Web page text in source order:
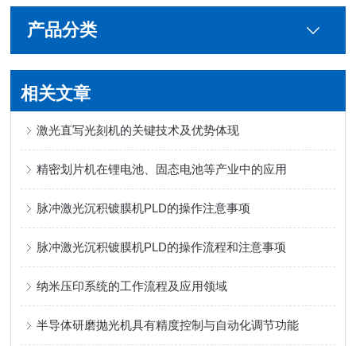
产品分类
相关文章
激光直写光刻机的关键技术及优势体现
精密划片机在锂电池、固态电池等产业中的应用
脉冲激光沉积镀膜机PLD的操作注意事项
脉冲激光沉积镀膜机PLD的操作流程和注意事项
纳米压印系统的工作流程及应用领域
半导体研磨抛光机具有精度控制与自动化调节功能